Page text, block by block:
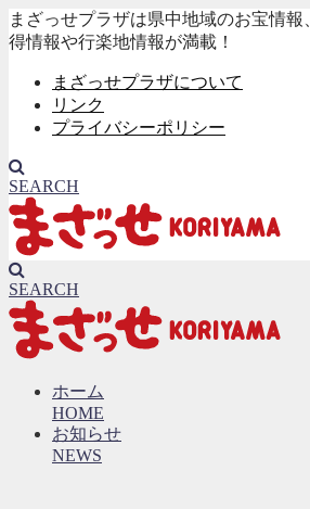
まざっせプラザは県中地域のお宝情
得情報や行楽地情報が満載！
まざっせプラザについて
リンク
プライバシーポリシー
SEARCH
SEARCH
ホーム
HOME
お知らせ
NEWS